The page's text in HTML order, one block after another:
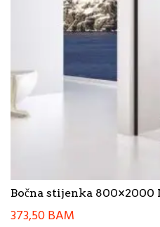
Bočna stijenka 800×2000
373,50BAM